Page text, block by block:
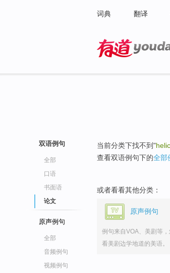
词典 翻译
双语例句
全部
口语
书面语
论文
原声例句
全部
音频例句
视频例句
当前分类下找不到"
查看双语例句下的全部
或者看看其他分类：
原声例句
例句来自VOA、美剧等，
看美剧边学地道的美语。